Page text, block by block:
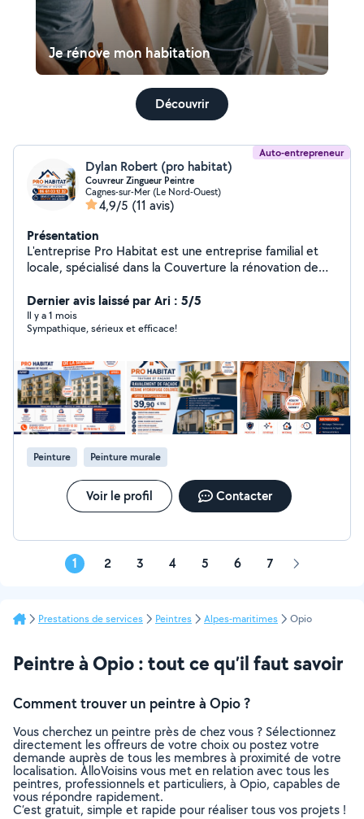
Je rénove mon habitation
Découvrir
Auto-entrepreneur
Dylan Robert (pro habitat)
Couvreur Zingueur Peintre
Cagnes-sur-Mer (Le Nord-Ouest)
4,9/5 (11 avis)
Présentation
L'entreprise Pro Habitat est une entreprise familial et
locale, spécialisé dans la Couverture la rénovation de
peinture extérieur. Situé à Cagnes-sur-mer. , nous
intervenons dans un rayon de 50 km aux alentours.
Assurance multirisque et décennale Devis et
engagement Bureau ouvert du lundi au vendredi de
8h30 à 18h Tel. 09 70 50 86 11 Port. urgence O6 61 O3
12 32 Avis, Google 5.0
Dernier avis laissé par Ari : 5/5
Il y a 1 mois
Sympathique, sérieux et efficace!
Peinture Peinture murale
Voir le profil Contacter
1 2 3 4 5 6 7 Page
Prestations de services Peintres Alpes-maritimes Opio
Peintre à Opio : tout ce qu’il faut savoir
Comment trouver un peintre à Opio ?
Vous cherchez un peintre près de chez vous ? Sélectionnez
directement les offreurs de votre choix ou postez votre
demande auprès de tous les membres à proximité de votre
localisation. AlloVoisins vous met en relation avec tous les
peintres, professionnels et particuliers, à Opio, capables de
vous répondre rapidement.
C’est gratuit, simple et rapide pour réaliser tous vos projets !